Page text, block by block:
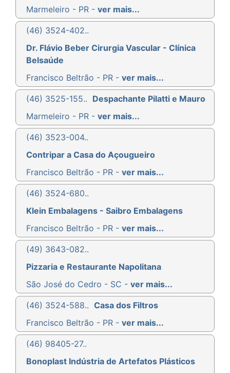
Marmeleiro - PR - ver mais...
(46) 3524-402..
Dr. Flávio Beber Cirurgia Vascular - Clínica
Belsaúde
Francisco Beltrão - PR - ver mais...
(46) 3525-155.. Despachante Pilatti e Mauro
Marmeleiro - PR - ver mais...
(46) 3523-004..
Contripar a Casa do Açougueiro
Francisco Beltrão - PR - ver mais...
(46) 3524-680..
Klein Embalagens - Saibro Embalagens
Francisco Beltrão - PR - ver mais...
(49) 3643-082..
Pizzaria e Restaurante Napolitana
São José do Cedro - SC - ver mais...
(46) 3524-588.. Casa dos Filtros
Francisco Beltrão - PR - ver mais...
(46) 98405-27..
Bonoplast Indústria de Artefatos Plásticos